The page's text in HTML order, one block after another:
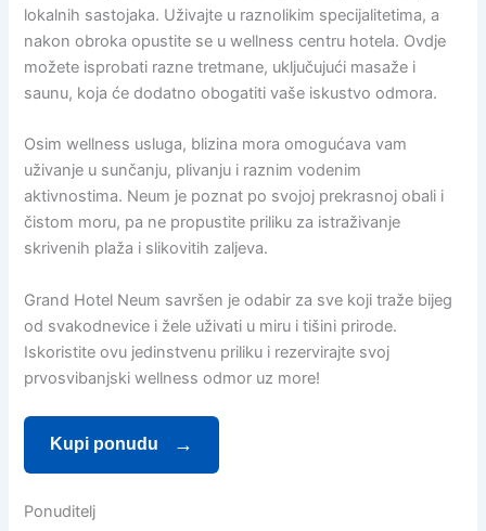
lokalnih sastojaka. Uživajte u raznolikim specijalitetima, a
nakon obroka opustite se u wellness centru hotela. Ovdje
možete isprobati razne tretmane, uključujući masaže i
saunu, koja će dodatno obogatiti vaše iskustvo odmora.
Osim wellness usluga, blizina mora omogućava vam
uživanje u sunčanju, plivanju i raznim vodenim
aktivnostima. Neum je poznat po svojoj prekrasnoj obali i
čistom moru, pa ne propustite priliku za istraživanje
skrivenih plaža i slikovitih zaljeva.
Grand Hotel Neum savršen je odabir za sve koji traže bijeg
od svakodnevice i žele uživati u miru i tišini prirode.
Iskoristite ovu jedinstvenu priliku i rezervirajte svoj
prvosvibanjski wellness odmor uz more!
Kupi ponudu
Ponuditelj